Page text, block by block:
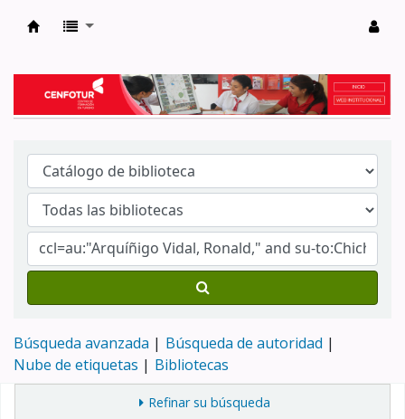
Búsqueda avanzada
Búsqueda de autoridad
Nube de etiquetas
Bibliotecas
Refinar su búsqueda